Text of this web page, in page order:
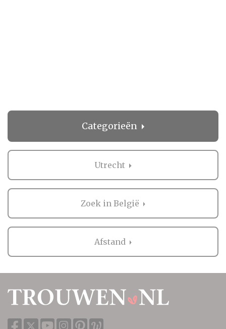
Categorieën
Utrecht
Zoek in België
Afstand